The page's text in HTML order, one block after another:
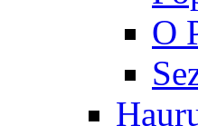
O